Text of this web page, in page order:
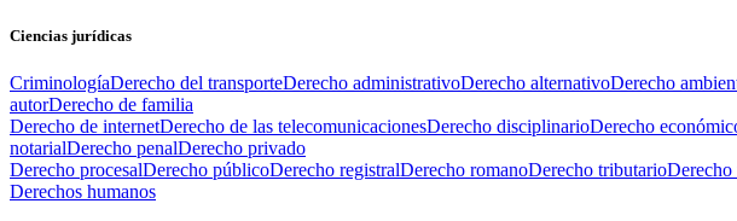
Ciencias jurídicas
CriminologíaDerecho del transporteDerecho administrativoDerecho alternativoDerecho
autorDerecho de familia
Derecho de internetDerecho de las telecomunicacionesDerecho disciplinarioDerecho
notarialDerecho penalDerecho privado
Derecho procesalDerecho públicoDerecho registralDerecho romanoDerecho tributarioDerecho
Derechos humanos